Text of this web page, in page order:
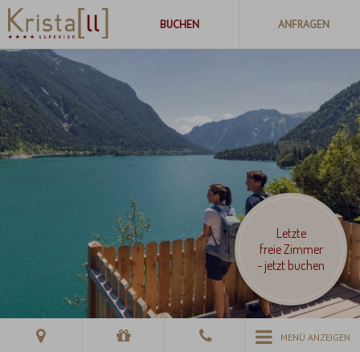
Letzte
freie Zimmer
- jetzt buchen
MENÜ ANZEIGEN